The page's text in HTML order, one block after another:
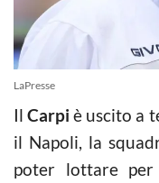
LaPresse
IlCarpi è uscito a
il Napoli, la
poter lottare